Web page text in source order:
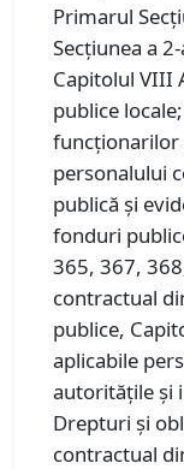
Primarul
Secţiunea a
Capitolul VIII
publice
funcţionarilor
personalului
publică şi
fonduri
365, 367,
contractual
publice,
aplicabile
autorităţile şi
Drepturi şi
contractual